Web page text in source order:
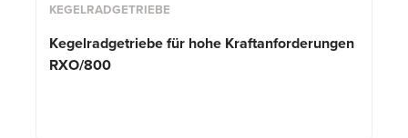
KEGELRADGETRIEBE
Kegelradgetriebe für hohe Kraftanforderungen
RXO/800